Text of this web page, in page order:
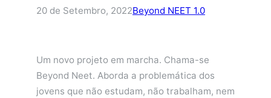
20 de Setembro, 2022Beyond NEET 1.0
Um novo projeto em marcha. Chama-se
Beyond Neet. Aborda a problemática dos
jovens que não estudam, não trabalham, nem